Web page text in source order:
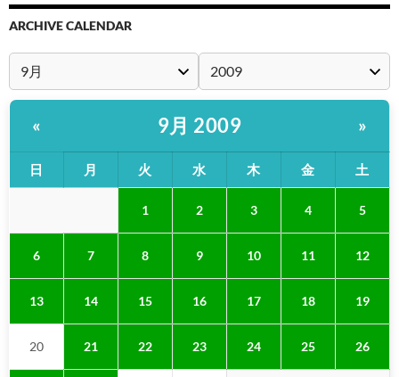
ARCHIVE CALENDAR
« 9月 2009 »
日 月 火 水 木 金 土
1 2 3 4 5
6 7 8 9 10 11 12
13 14 15 16 17 18 19
20 21 22 23 24 25 26